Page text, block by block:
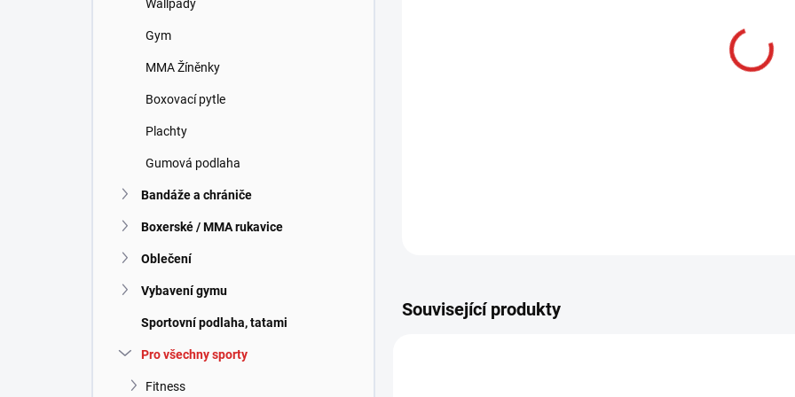
Wallpady
Gym
MMA Žíněnky
Boxovací pytle
Plachty
Gumová podlaha
Bandáže a chrániče
Boxerské / MMA rukavice
Oblečení
Vybavení gymu
Sportovní podlaha, tatami
Pro všechny sporty
Fitness
Související produkty